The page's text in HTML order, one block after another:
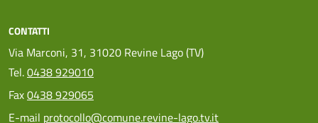
CONTATTI
Via Marconi, 31, 31020 Revine Lago (TV)
Tel.0438 929010
Fax0438 929065
E-mail protocollo@comune.revine-lago.tv.it